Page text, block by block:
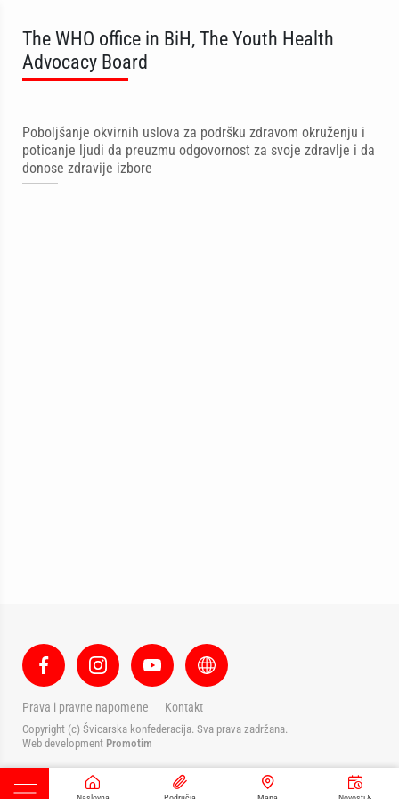
The WHO office in BiH, The Youth Health
Advocacy Board
Poboljšanje okvirnih uslova za podršku zdravom okruženju i
poticanje ljudi da preuzmu odgovornost za svoje zdravlje i da
donose zdravije izbore
Prava i pravne napomene Kontakt
Copyright (c) Švicarska konfederacija. Sva prava zadržana.
Web development Promotim